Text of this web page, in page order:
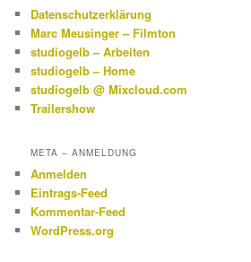
Datenschutzerklärung
Marc Meusinger – Filmton
studiogelb – Arbeiten
studiogelb – Home
studiogelb @ Mixcloud.com
Trailershow
META – ANMELDUNG
Anmelden
Eintrags-Feed
Kommentar-Feed
WordPress.org